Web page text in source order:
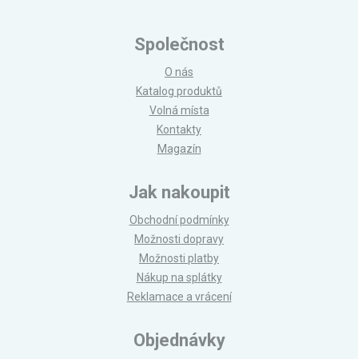
Společnost
O nás
Katalog produktů
Volná místa
Kontakty
Magazín
Jak nakoupit
Obchodní podmínky
Možnosti dopravy
Možnosti platby
Nákup na splátky
Reklamace a vrácení
Objednávky